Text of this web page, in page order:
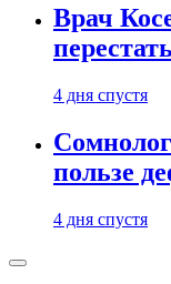
Врач
4 дня спустя
пользе
4 дня спустя